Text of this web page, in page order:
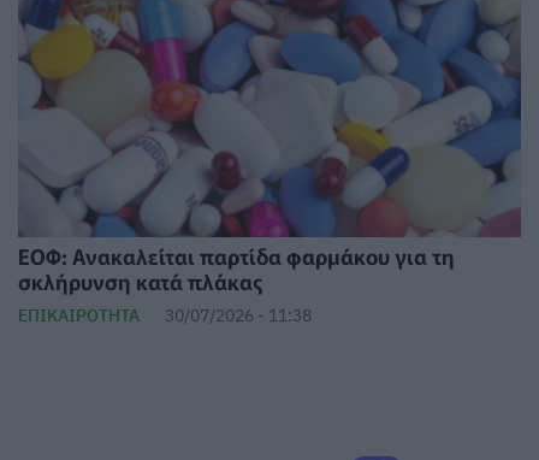
ΕΟΦ: Ανακαλείται παρτίδα φαρμάκου για τη
σκλήρυνση κατά πλάκας
ΕΠΙΚΑΙΡΌΤΗΤΑ 30/07/2026 - 11:38